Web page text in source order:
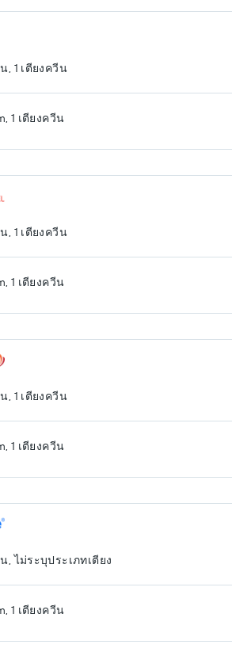
, 1 เตียงควีน
1 เตียงควีน
, 1 เตียงควีน
1 เตียงควีน
, 1 เตียงควีน
1 เตียงควีน
, ไม่ระบุประเภทเตียง
1 เตียงควีน